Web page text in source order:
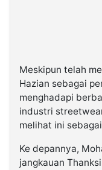
Meskipun telah
Hazian sebagai
menghadapi
industri
melihat ini
Ke depannya,
jangkauan